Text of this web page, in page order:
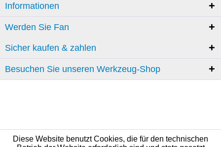
Informationen
Werden Sie Fan
Sicher kaufen & zahlen
Besuchen Sie unseren Werkzeug-Shop
Diese Website benutzt Cookies, die für den technischen